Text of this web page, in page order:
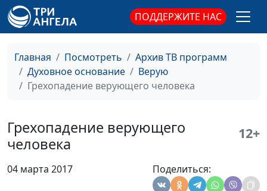
ПОДДЕРЖИТЕ НАС
Главная Посмотреть
Архив ТВ программ
Духовное основание
Верую
Грехопадение верующего человека
Грехопадение верующего
человека
12+
04 марта 2017 Поделиться:
Виктор Горюк,
священнослужитель
Виктор Горюк,
священнослужитель
священнослужитель
Виктор Горюк,
священнослужитель